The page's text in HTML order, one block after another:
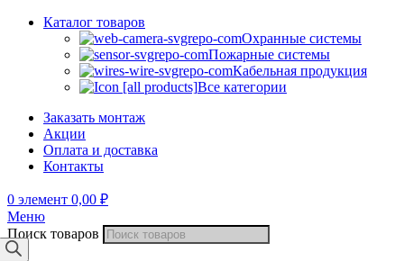
Каталог товаров
Охранные системы
Пожарные системы
Кабельная продукция
Все категории
Заказать монтаж
Акции
Оплата и доставка
Контакты
0 элемент 0,00 ₽
Меню
Поиск товаров